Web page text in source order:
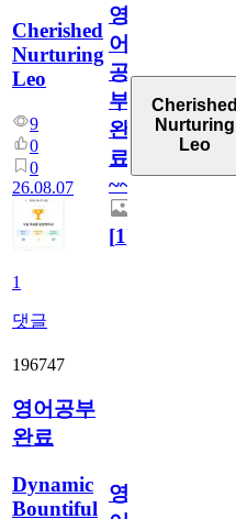
Cherished
Nurturing
Leo
9
0
0
26.08.07
1
댓글
영
어
공
부
완
료
~~
[1]
Cherished
Nurturing
Leo
196747
영어공부
완료
Dynamic
Bountiful
영